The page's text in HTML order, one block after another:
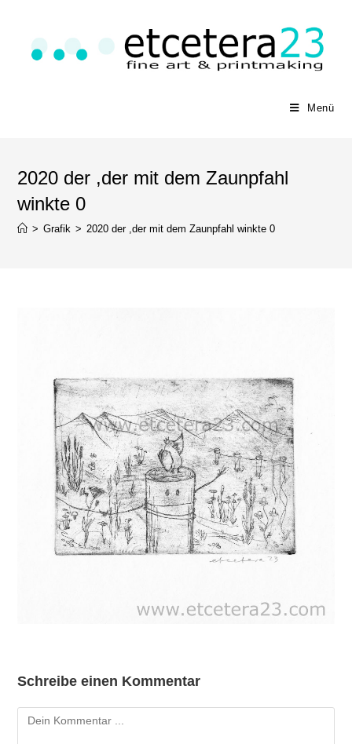
Menü
2020 der ,der mit dem Zaunpfahl
winkte 0
> Grafik > 2020 der ,der mit dem Zaunpfahl winkte 0
Schreibe einen Kommentar